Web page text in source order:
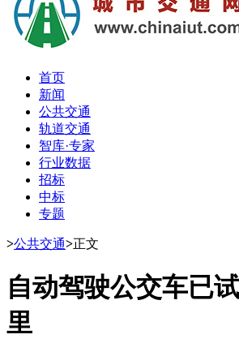
首页
新闻
公共交通
轨道交通
智库·专家
行业数据
招标
中标
专题
>公共交通>正文
自动驾驶公交车已
里